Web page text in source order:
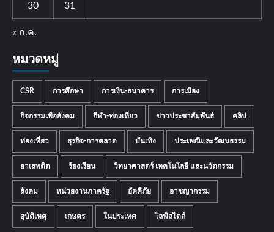
30 31
« ก.ค.
หมวดหมู่
CSR การศึกษา การเงิน-ธนาคาร การเมือง
กิจกรรมเพื่อสังคม กีฬา-ท่องเที่ยว ข่าวประชาสัมพันธ์ คลิป
ท่องเที่ยว ธุรกิจ-การตลาด บันเทิง ประเพณีและวัฒนธรรม
ยาเสพติด ร้องเรียน วิทยาศาสตร์ เทคโนโลยี และนวัตกรรม
สังคม หน่วยงานภาครัฐ อัคคีภัย อาชญากรรม
อุบัติเหตุ เกษตร ในประเทศ ไลฟ์สไตล์